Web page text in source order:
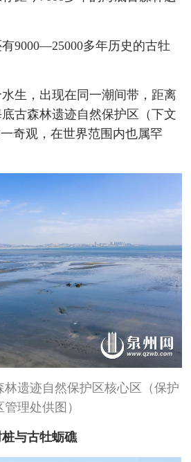
9000—25000多年历史的古牡
生，出现在同一潮间带，距离
古森林遗迹自然保护区（下文
奇观，在世界范围内也属罕
遗迹自然保护区核心区（保护
管理处供图）
与古牡蛎礁